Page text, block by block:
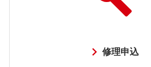
修理申込